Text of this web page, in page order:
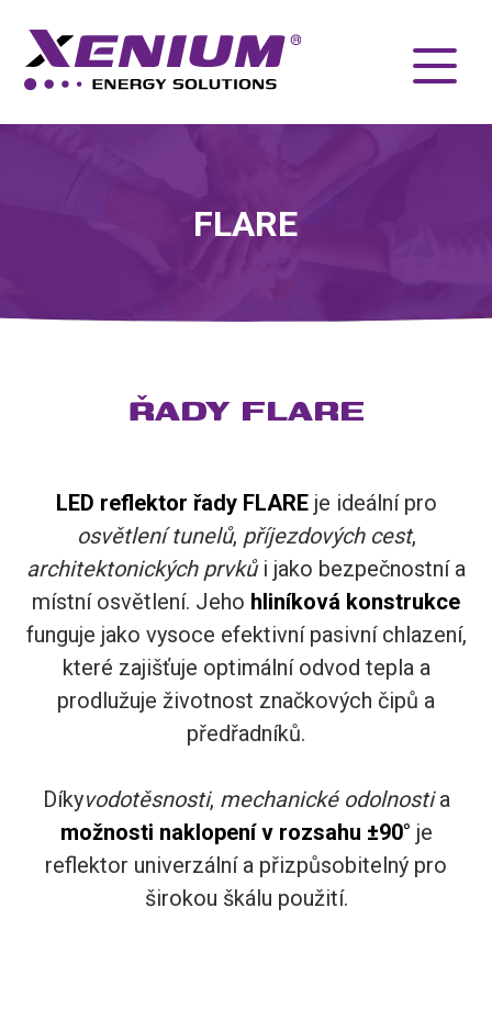
FLARE
ŘADY FLARE
LED reflektor řady FLAREje ideální pro
osvětlenítunelů, příjezdových cest,
architektonických prvkůi jako bezpečnostní a
místní osvětlení. Jeho hliníková konstrukce
funguje jako vysoce efektivní pasivní chlazení,
které zajišťuje optimální odvod tepla a
prodlužuje životnost značkových čipů a
předřadníků.
Díkyvodotěsnosti, mechanické odolnosti a
možnosti naklopení v rozsahu ±90° je
reflektor univerzální a přizpůsobitelný pro
širokou škálu použití.